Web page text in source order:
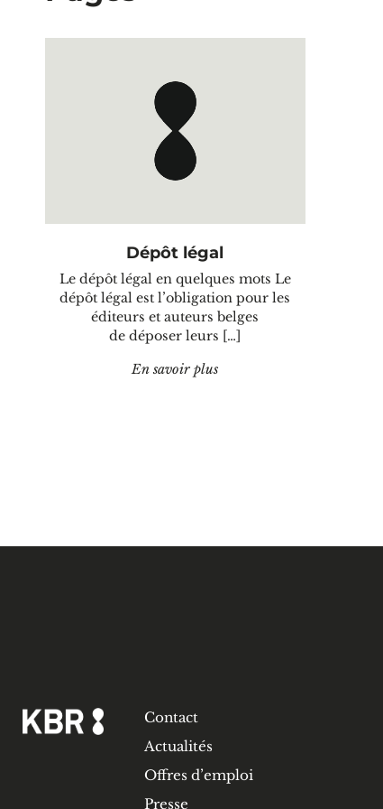
Dépôt légal
Le dépôt légal en quelques mots Le
dépôt légal est l’obligation pour les
éditeurs et auteurs belges
de déposer leurs […]
En savoir plus"Dépôt légal"
Contact
Actualités
Offres d’emploi
Presse